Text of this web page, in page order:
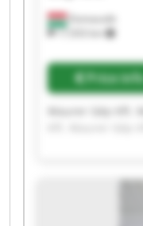
Domaszék
17,933 km
Price
Gép Kft. Maurer
Kft. Maurer
Gép Kft. Maurer
Maurer Gép Kft.